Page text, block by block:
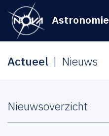
Astronomie
Actueel Nieuws
Nieuwsoverzicht